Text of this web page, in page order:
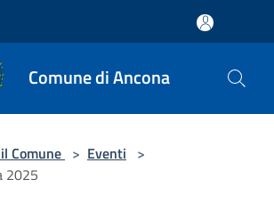
Comune di Ancona
Comune > Eventi >
2025